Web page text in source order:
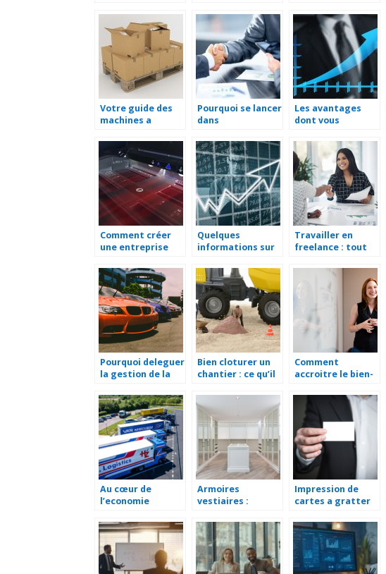
gestion d’une
entreprise
salariés ?
Votre guide des
machines a
Pourquoi se lancer
dans
?
Les avantages
dont vous
une SASU
Comment créer
une entreprise
Quelques
informations sur
holding
Travailler en
freelance : tout
quelques minutes
Pourquoi deleguer
la gestion de la
votre entreprise ?
Bien cloturer un
chantier : ce qu’il
Comment
accroitre le bien-
entreprise ?
Au cœur de
l’economie
role essentiel du
transport
logistique
Armoires
vestiaires :
pour
l’amenagement
professionnel
Impression de
cartes a gratter
les avantages
pour votre
entreprise